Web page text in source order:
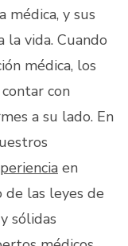
médica, y sus
la vida. Cuando
médica, los
con
a su lado. En
en
de las leyes de
sólidas